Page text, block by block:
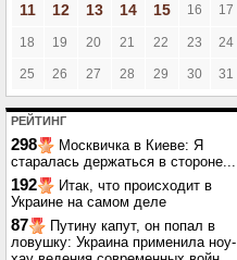
11
12 13 14 15 16 17
18 19 20 21 22 23 24
25 26 27 28 29 30 31
РЕЙТИНГ
298
Москвичка в Киеве: Я
старалась держаться в стороне...
192
Итак, что происходит в
Украине на самом деле
87
Путину капут, он попал в
ловушку: Украина применила ноу-